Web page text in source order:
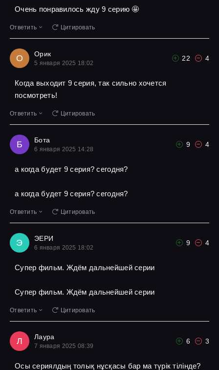
Очень понравилось жду 9 серию 🤩
Ответить Цитировать
О Орик
5 января 2025 18:02
22 4
Когда выходит 9 серия, так сильно хочется
посмотреть!
Ответить Цитировать
Б Бота
6 января 2025 14:28
9 4
а когда будет 9 серия? сегодня?
а когда будет 9 серия? сегодня?
Ответить Цитировать
Э ЭЕРИ
6 января 2025 18:02
9 4
Супер фильм. Ждём дальнейшей серии
Супер фильм. Ждём дальнейшей серии
Ответить Цитировать
Л Лаура
7 января 2025 08:39
6 3
Осы сериялдың толық нұсқасы бар ма түрік тілінде?